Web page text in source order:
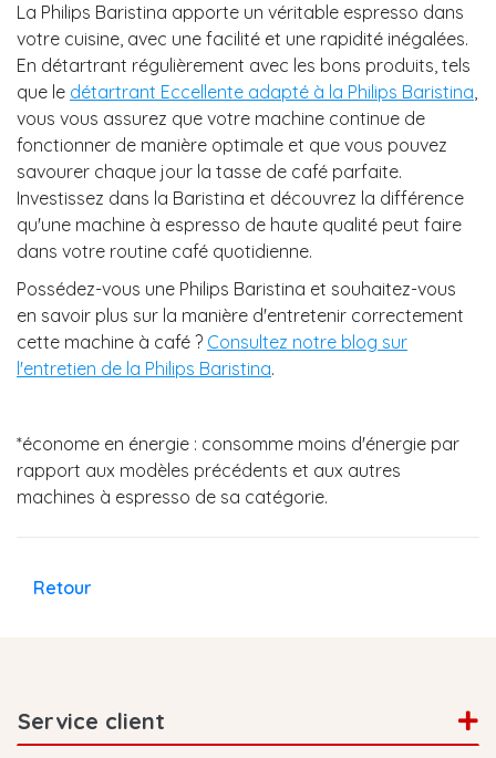
La Philips Baristina apporte un véritable espresso dans
votre cuisine, avec une facilité et une rapidité inégalées.
En détartrant régulièrement avec les bons produits, tels
que le détartrant Eccellente adapté à la Philips Baristina,
vous vous assurez que votre machine continue de
fonctionner de manière optimale et que vous pouvez
savourer chaque jour la tasse de café parfaite.
Investissez dans la Baristina et découvrez la différence
qu'une machine à espresso de haute qualité peut faire
dans votre routine café quotidienne.
Possédez-vous une Philips Baristina et souhaitez-vous
en savoir plus sur la manière d'entretenir correctement
cette machine à café ? Consultez notre blog sur
l'entretien de la Philips Baristina.
*économe en énergie : consomme moins d'énergie par
rapport aux modèles précédents et aux autres
machines à espresso de sa catégorie.
Retour
Service client